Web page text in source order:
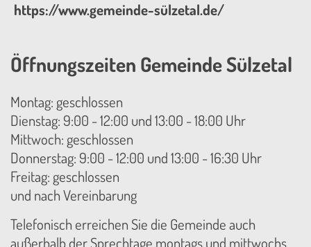
https://www.gemeinde-sülzetal.de/
Öffnungszeiten Gemeinde Sülzetal
Montag: geschlossen
Dienstag: 9:00 - 12:00 und 13:00 - 18:00 Uhr
Mittwoch: geschlossen
Donnerstag: 9:00 - 12:00 und 13:00 - 16:30 Uhr
Freitag: geschlossen
und nach Vereinbarung
Telefonisch erreichen Sie die Gemeinde auch
außerhalb der Sprechtage montags und mittwochs